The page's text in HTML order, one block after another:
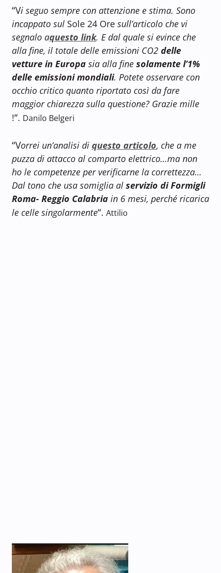
“Vi seguo sempre con attenzione e stima. Sono
incappato sul Sole 24 Ore sull’articolo che vi
segnalo aquesto link. E dal quale si evince che
alla fine, il totale delle emissioni CO2 delle
vetture in Europa sia alla fine solamente l’1%
delle emissioni mondiali. Potete osservare con
occhio critico quanto riportato così da fare
maggior chiarezza sulla questione? Grazie mille
!“. Danilo Belgeri
“Vorrei un’analisi di questo articolo, che a me
puzza di attacco al comparto elettrico…ma non
ho le competenze per verificarne la correttezza…
Dal tono che usa somiglia al servizio di Formigli
Roma- Reggio Calabria in 6 mesi, perché ricarica
le celle singolarmente“. Attilio